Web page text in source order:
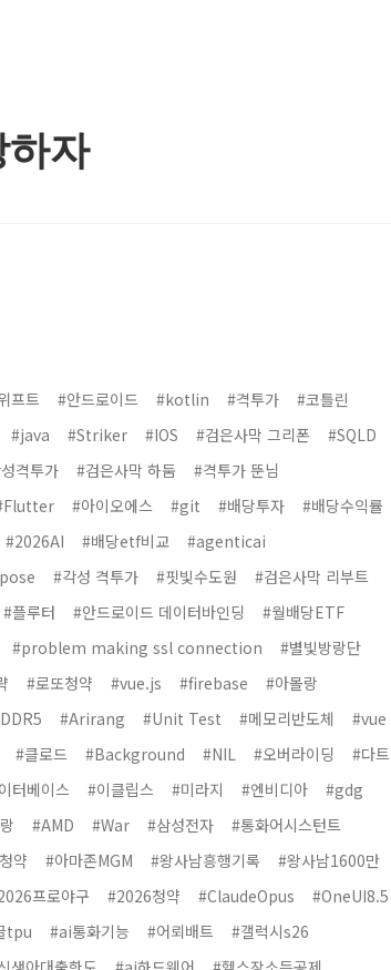
하자
프트 #안드로이드 #kotlin #격투가
#코틀린
#java #Striker #IOS #검은사막 그리폰
#SQLD
격투가 #검은사막 하둠
#격투가 뚠님
#아이오에스 #git #배당투자
#배당수익률
#2026AI #배당etf비교
#agenticai
#각성 격투가 #핏빛수도원
#검은사막 리부트
#플루터 #안드로이드 데이터바인딩
#월배당ETF
#problem making ssl connection
#별빛방랑단
#로또청약 #vue.js #firebase
#아몰랑
#Arirang #Unit Test #메모리반도체
#vue
#클로드 #Background #NIL #오버라이딩
#다트
터베이스 #이클립스 #미라지 #엔비디아
#gdg
#AMD #War #삼성전자
#통화어시스턴트
약 #아마존MGM #왕사남흥행기록
#왕사남1600만
프로야구 #2026청약 #ClaudeOpus
#OneUI8.5
tpu #ai통화기능 #어뢰배트
#갤럭시s26